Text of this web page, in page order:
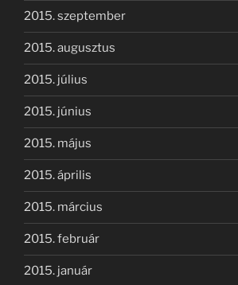
2015. szeptember
2015. augusztus
2015. július
2015. június
2015. május
2015. április
2015. március
2015. február
2015. január